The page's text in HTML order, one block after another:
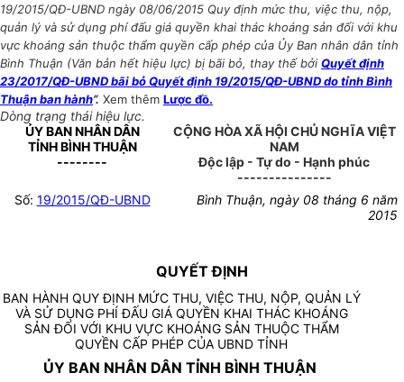
19/2015/QĐ-UBND ngày 08/06/2015 Quy định mức thu, việc thu, nộp,
quản lý và sử dụng phí đấu giá quyền khai thác khoáng sản đối với khu
vực khoáng sản thuộc thẩm quyền cấp phép của Ủy Ban nhân dân tỉnh
Bình Thuận (Văn bản hết hiệu lực) bị bãi bỏ, thay thế bởi Quyết định
23/2017/QĐ-UBND bãi bỏ Quyết định 19/2015/QĐ-UBND do tỉnh Bình
Thuận ban hành”. Xem thêm Lược đồ.
Dòng trạng thái hiệu lực.
ỦY BAN NHÂN DÂN
TỈNH BÌNH THUẬN
--------
CỘNG HÒA XÃ HỘI CHỦ NGHĨA VIỆT
NAM
Độc lập - Tự do - Hạnh phúc
---------------
Số: 19/2015/QĐ-UBND
Bình Thuận, ngày 08 tháng 6 năm
2015
QUYẾT ĐỊNH
BAN HÀNH QUY ĐỊNH MỨC THU, VIỆC THU, NỘP, QUẢN LÝ
VÀ SỬ DỤNG PHÍ ĐẤU GIÁ QUYỀN KHAI THÁC KHOÁNG
SẢN ĐỐI VỚI KHU VỰC KHOÁNG SẢN THUỘC THẨM
QUYỀN CẤP PHÉP CỦA UBND TỈNH
ỦY BAN NHÂN DÂN TỈNH BÌNH THUẬN